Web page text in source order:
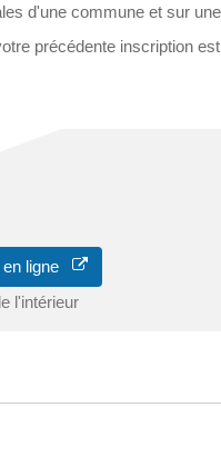
d'une commune et sur
précédente inscription
ligne
l'intérieur